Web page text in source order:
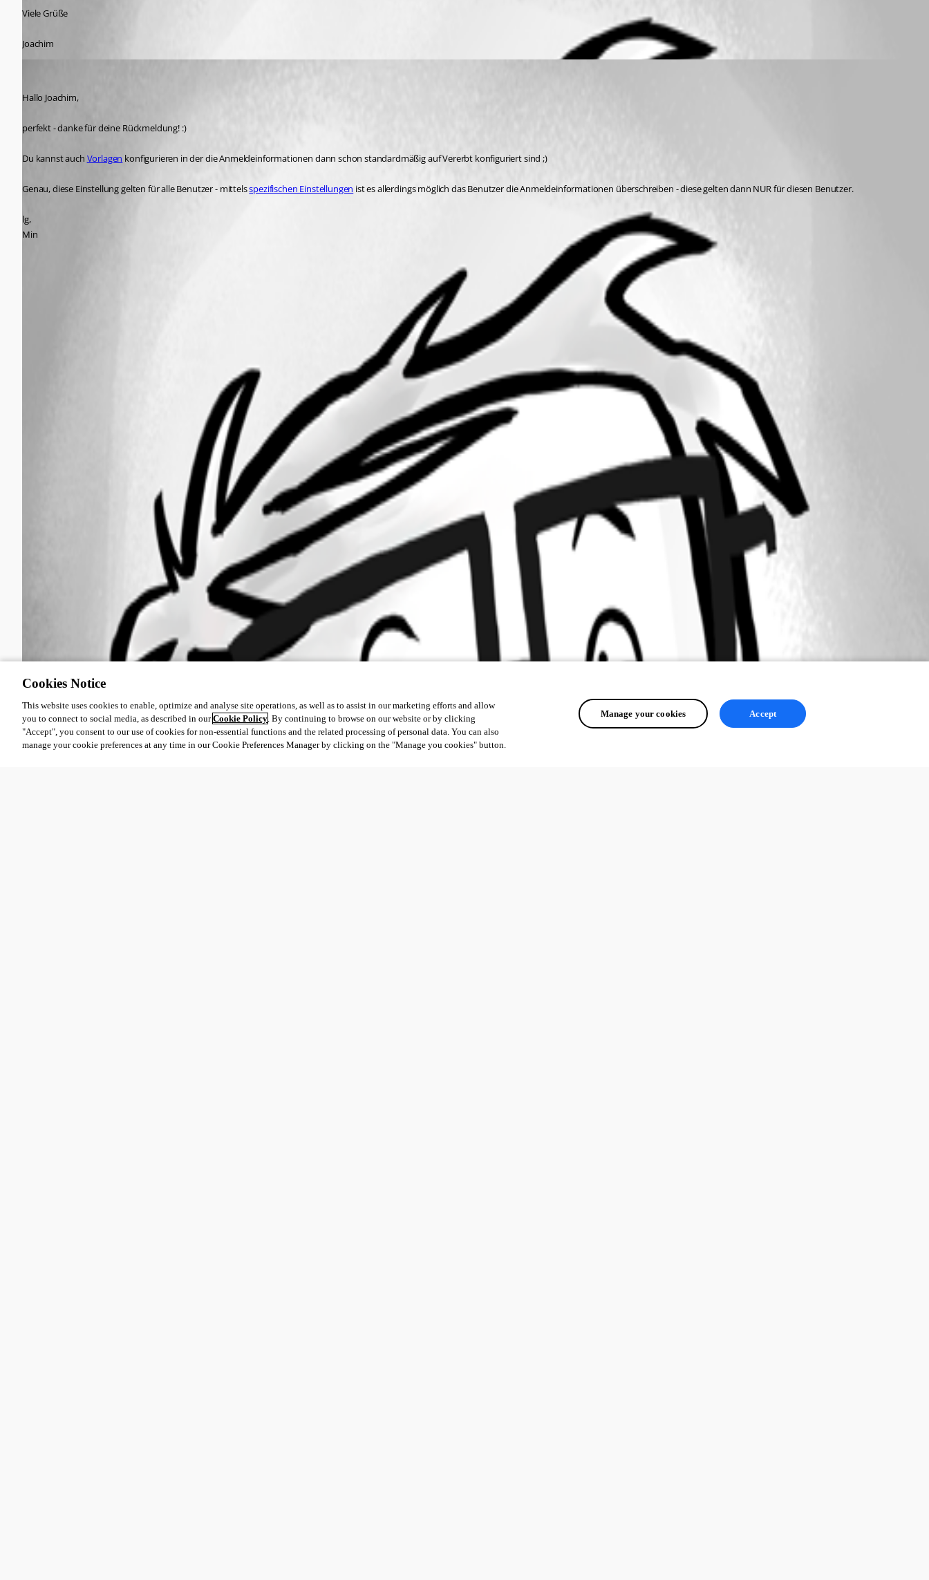
Viele Grüße
Joachim
Hallo Joachim,
perfekt - danke für deine Rückmeldung! :)
Du kannst auch Vorlagen konfigurieren in der die Anmeldeinformationen dann schon standardmäßig auf Vererbt konfiguriert sind ;)
Genau, diese Einstellung gelten für alle Benutzer - mittels spezifischen Einstellungen ist es allerdings möglich das Benutzer die Anmeldeinformationen überschreiben - diese gelten dann NUR für diesen Benutzer.
lg,
Min
Cookies Notice
This website uses cookies to enable, optimize and analyse site operations, as well as to assist in our marketing efforts and allow
you to connect to social media, as described in ourCookie Policy. By continuing to browse on our website or by clicking
"Accept", you consent to our use of cookies for non-essential functions and the related processing of personal data. You can also
manage your cookie preferences at any time in our Cookie Preferences Manager by clicking on the "Manage you cookies" button.
Manage your cookies Accept